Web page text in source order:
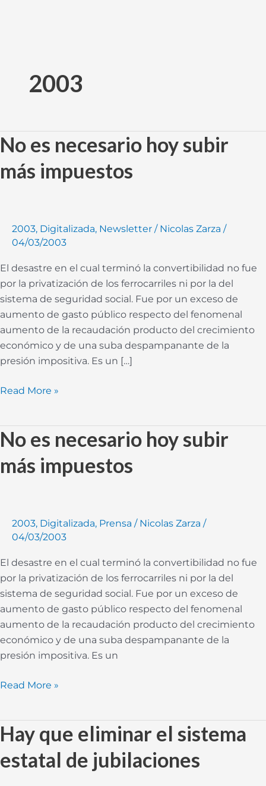
contenido2003
No es necesario hoy subir
más impuestos
2003, Digitalizada, Newsletter / Nicolas Zarza /
04/03/2003
El desastre en el cual terminó la convertibilidad no fue
por la privatización de los ferrocarriles ni por la del
sistema de seguridad social. Fue por un exceso de
aumento de gasto público respecto del fenomenal
aumento de la recaudación producto del crecimiento
económico y de una suba despampanante de la
presión impositiva. Es un […]
No
es
necesario
impuestos
Read More »
No es necesario hoy subir
más impuestos
2003, Digitalizada, Prensa / Nicolas Zarza /
04/03/2003
El desastre en el cual terminó la convertibilidad no fue
por la privatización de los ferrocarriles ni por la del
sistema de seguridad social. Fue por un exceso de
aumento de gasto público respecto del fenomenal
aumento de la recaudación producto del crecimiento
económico y de una suba despampanante de la
presión impositiva. Es un
No
es
necesario
impuestos
Read More »
Hay que eliminar el sistema
estatal de jubilaciones
Hay
que
eliminar